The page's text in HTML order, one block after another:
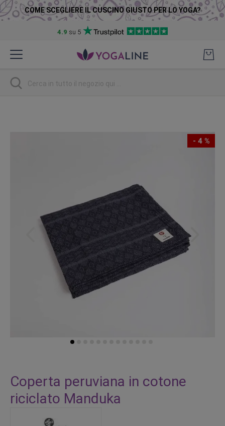
COME SCEGLIERE IL CUSCINO GIUSTO PER LO YOGA?
4.9 su 5
al
Ricerca
- 4 %
all'inizio
della
galleria
immagini
Coperta peruviana in cotone
riciclato Manduka